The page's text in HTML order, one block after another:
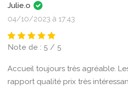
Julie.o
04/10/2023 à 17:43
Note de : 5 / 5
Accueil toujours très agréable.
rapport qualité prix très